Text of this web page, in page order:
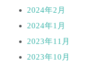
2024年2月
2024年1月
2023年11月
2023年10月